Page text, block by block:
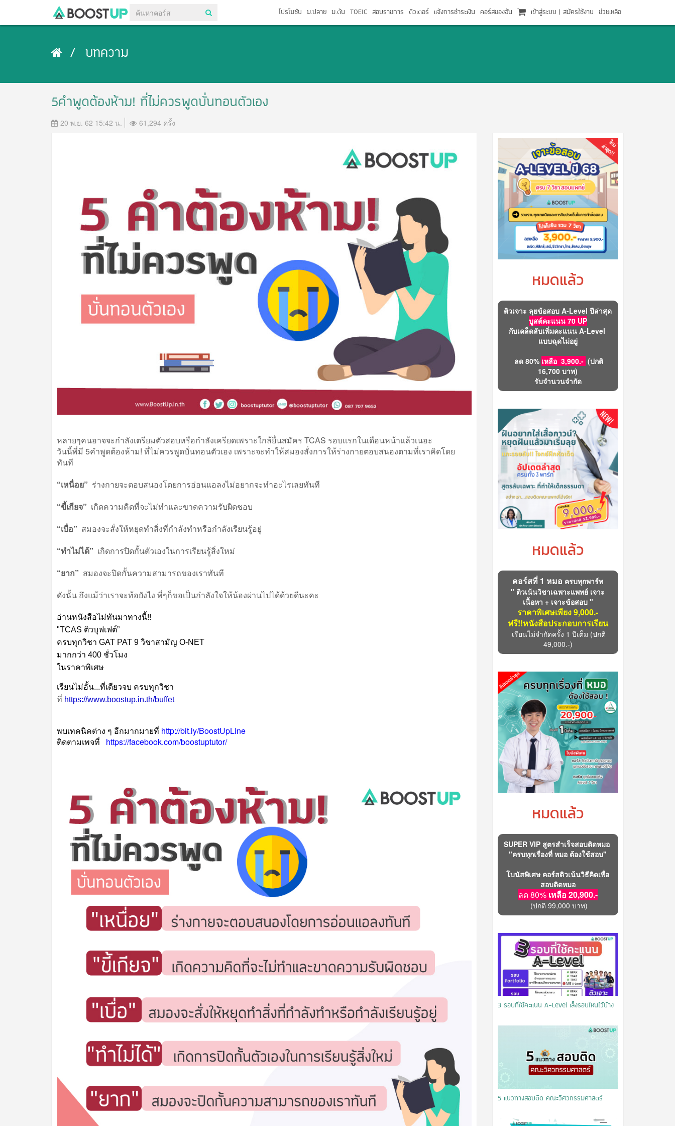
เข้าสู่ระบบ | สมัครใช้งาน ช่วยเหลือ
โปรโมชัน ม.ปลาย ม.ต้น TOEIC สอบราชการ ติวเตอร์ แจ้งการชำระเงิน คอร์สของฉัน
บทความ
5คำพูดต้องห้าม! ที่ไม่ควรพูดบั่นทอนตัวเอง
20 พ.ย. 62 15:42 น. 61,294 ครั้ง
หลายๆคนอาจจะกำลังเตรียมตัวสอบหรือกำลังเครียดเพราะใกล้ยื่นสมัคร TCAS รอบแรกในเดือนหน้าแล้วเนอะ
วันนี้พี่มี 5คำพูดต้องห้าม! ที่ไม่ควรพูดบั่นทอนตัวเอง เพราะจะทำให้สมองสั่งการให้ร่างกายตอบสนองตามที่เราคิดโดย
ทันที
“เหนื่อย” ร่างกายจะตอบสนองโดยการอ่อนแอลงไม่อยากจะทำอะไรเลยทันที
“ขี้เกียจ” เกิดความคิดที่จะไม่ทำและขาดความรับผิดชอบ
“เบื่อ” สมองจะสั่งให้หยุดทำสิ่งที่กำลังทำหรือกำลังเรียนรู้อยู่
“ทำไม่ได้” เกิดการปิดกั้นตัวเองในการเรียนรู้สิ่งใหม่
“ยาก” สมองจะปิดกั้นความสามารถของเราทันที
ดังนั้น ถึงแม้ว่าเราจะท้อยังไง พี่ๆก็ขอเป็นกำลังใจให้น้องผ่านไปได้ด้วยดีนะคะ
อ่านหนังสือไม่ทันมาทางนี้!!
"TCAS ติวบุฟเฟต์”
ครบทุกวิชา GAT PAT 9 วิชาสามัญ O-NET
มากกว่า 400 ชั่วโมง
ในราคาพิเศษ
เรียนไม่อั้น...ที่เดียวจบ ครบทุกวิชา
ที่ https://www.boostup.in.th/buffet
พบเทคนิคต่าง ๆ อีกมากมายที่ http://bit.ly/BoostUpLine
ติดตามเพจที่ https://facebook.com/boostuptutor/
หมดแล้ว
ติวเจาะ ลุยข้อสอบ A-Level ปีล่าสุด
บูสต์คะแนน 70 UP
กับเคล็ดลับเพิ่มคะแนน A-Level
แบบฉุดไม่อยู่
ลด 80% เหลือ 3,900.- (ปกติ
16,700 บาท)
รับจำนวนจำกัด
หมดแล้ว
คอร์สที่ 1 หมอ ครบทุกพาร์ท
" ติวเน้นวิชาเฉพาะแพทย์ เจาะ
เนื้อหา + เจาะข้อสอบ "
ราคาพิเศษเพียง 9,000.-
ฟรี!!หนังสือประกอบการเรียน
เรียนไม่จำกัดครั้ง 1 ปีเต็ม (ปกติ
49,000.-)
หมดแล้ว
SUPER VIP สูตรสำเร็จสอบติดหมอ
"ครบทุกเรื่องที่ หมอ ต้องใช้สอบ"
โบนัสพิเศษ คอร์สติวเน้นวิธีคิดเพื่อ
สอบติดหมอ
ลด 80% เหลือ 20,900.-
(ปกติ 99,000 บาท)
3 รอบที่ใช้คะแนน A-Level เล็งรอบไหนไว้บ้าง
5 แนวทางสอบติด คณะวิศวกรรมศาสตร์